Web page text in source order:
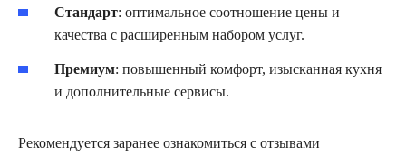
Стандарт: оптимальное соотношение цены и
качества с расширенным набором услуг.
Премиум: повышенный комфорт, изысканная кухня
и дополнительные сервисы.
Рекомендуется заранее ознакомиться с отзывами